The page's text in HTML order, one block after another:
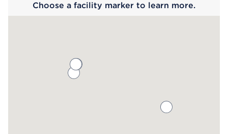
Choose a facility marker to learn more.